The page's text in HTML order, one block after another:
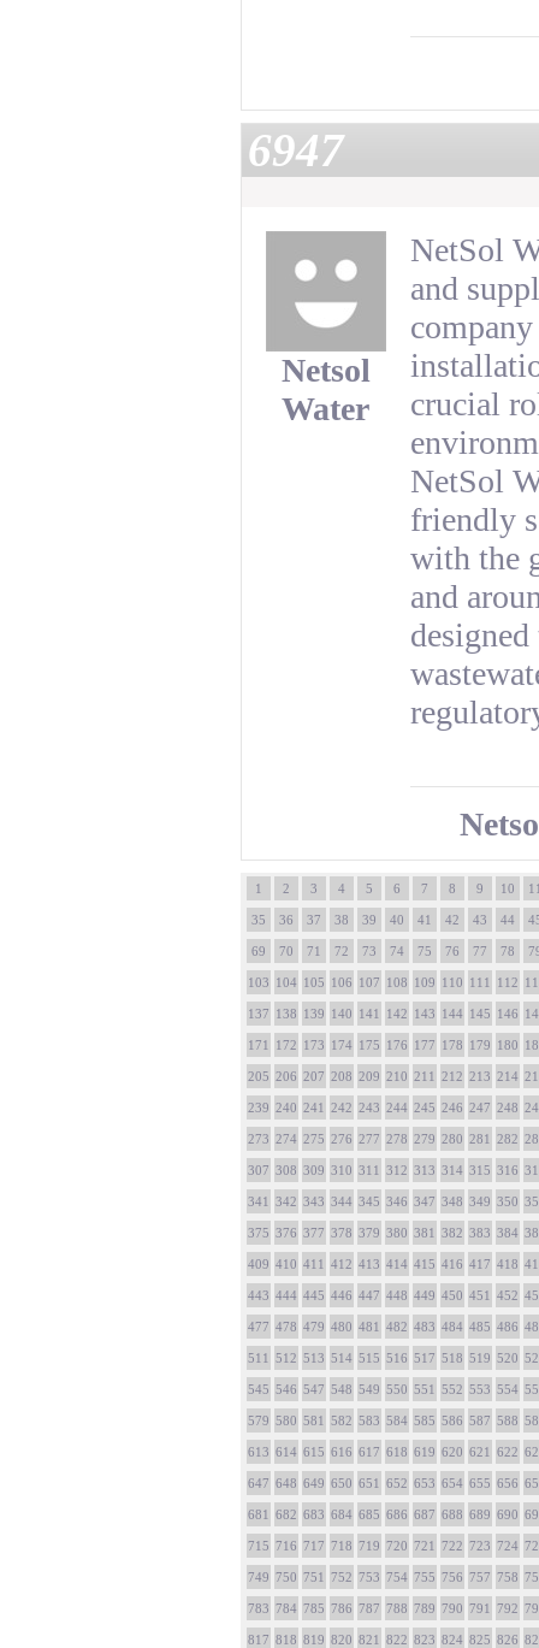
6947
Netsol
Water
NetSol
and
crucial
NetSol
friendly
with the
and
1 2 3 4 5 6 7 8 9 10
35 36 37 38 39 40 41 42 43 44
69 70 71 72 73 74 75 76 77 78
103 104 105 106 107 108 109 110 111 112
137 138 139 140 141 142 143 144 145 146
171 172 173 174 175 176 177 178 179 180
205 206 207 208 209 210 211 212 213 214
239 240 241 242 243 244 245 246 247 248
273 274 275 276 277 278 279 280 281 282
307 308 309 310 311 312 313 314 315 316
341 342 343 344 345 346 347 348 349 350
375 376 377 378 379 380 381 382 383 384
409 410 411 412 413 414 415 416 417 418
443 444 445 446 447 448 449 450 451 452
477 478 479 480 481 482 483 484 485 486
511 512 513 514 515 516 517 518 519 520
545 546 547 548 549 550 551 552 553 554
579 580 581 582 583 584 585 586 587 588
613 614 615 616 617 618 619 620 621 622
647 648 649 650 651 652 653 654 655 656
681 682 683 684 685 686 687 688 689 690
715 716 717 718 719 720 721 722 723 724
749 750 751 752 753 754 755 756 757 758
783 784 785 786 787 788 789 790 791 792
817 818 819 820 821 822 823 824 825 826